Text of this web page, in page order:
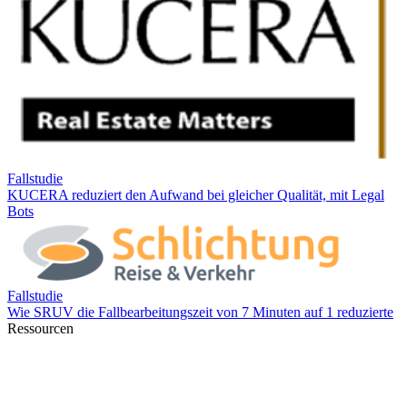
Ressourcen